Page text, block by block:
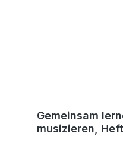
Gemeinsam
musizieren,